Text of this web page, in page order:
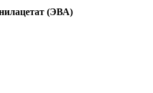
(ЭВА)